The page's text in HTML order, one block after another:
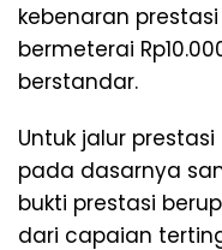
kebenaran
bermeterai
berstandar.
Untuk jalur
pada dasarnya
bukti prestasi
dari capaian